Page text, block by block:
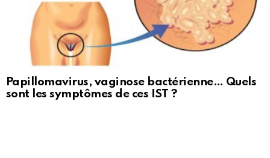
Papillomavirus, vaginose bactérienne… Quels
sont les symptômes de ces IST ?